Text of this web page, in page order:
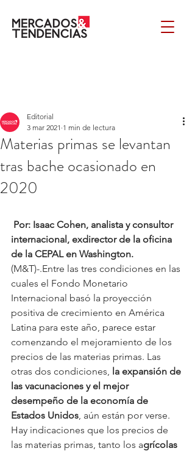
Materias primas se levantan
tras bache ocasionado en
2020
Editorial
3 mar 2021 1 min de lectura
Por: Isaac Cohen, analista y consultor
internacional, exdirector de la oficina
de la CEPAL en Washington.
(M&T)-.Entre las tres condiciones en las
cuales el Fondo Monetario
Internacional basó la proyección
positiva de crecimiento en América
Latina para este año, parece estar
comenzando el mejoramiento de los
precios de las materias primas. Las
otras dos condiciones, la expansión de
las vacunaciones y el mejor
desempeño de la economía de
Estados Unidos, aún están por verse.
Hay indicaciones que los precios de
las materias primas, tanto los agrícolas